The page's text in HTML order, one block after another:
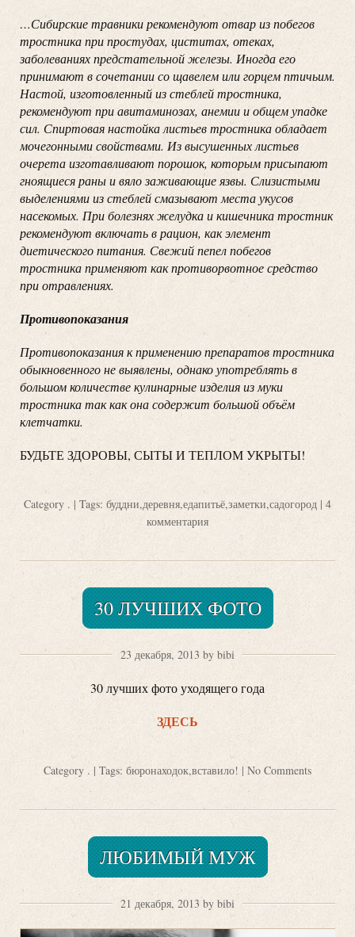
…Сибирские травники рекомендуют отвар из побегов
тростника при простудах, циститах, отеках,
заболеваниях предстательной железы. Иногда его
принимают в сочетании со щавелем или горцем птичьим.
Настой, изготовленный из стеблей тростника,
рекомендуют при авитаминозах, анемии и общем упадке
сил. Спиртовая настойка листьев тростника обладает
мочегонными свойствами. Из высушенных листьев
очерета изготавливают порошок, которым присыпают
гноящиеся раны и вяло заживающие язвы. Слизистыми
выделениями из стеблей смазывают места укусов
насекомых. При болезнях желудка и кишечника тростник
рекомендуют включать в рацион, как элемент
диетического питания. Свежий пепел побегов
тростника применяют как противорвотное средство
при отравлениях.
Противопоказания
Противопоказания к применению препаратов тростника
обыкновенного не выявлены, однако употреблять в
большом количестве кулинарные изделия из муки
тростника так как она содержит большой объём
клетчатки.
БУДЬТЕ ЗДОРОВЫ, СЫТЫ И ТЕПЛОМ УКРЫТЫ!
Category . | Tags: буддни,деревня,едапитьё,заметки,садогород | 4
комментария
30 ЛУЧШИХ ФОТО
23 декабря, 2013 by bibi
30 лучших фото уходящего года
ЗДЕСЬ
Category . | Tags: бюронаходок,вставило! | No Comments
ЛЮБИМЫЙ МУЖ
21 декабря, 2013 by bibi